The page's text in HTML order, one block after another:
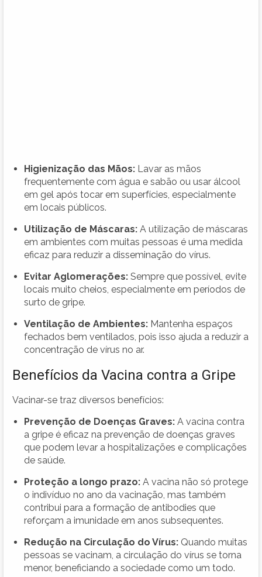
Higienização das Mãos: Lavar as mãos
frequentemente com água e sabão ou usar álcool
em gel após tocar em superfícies, especialmente
em locais públicos.
Utilização de Máscaras: A utilização de máscaras
em ambientes com muitas pessoas é uma medida
eficaz para reduzir a disseminação do vírus.
Evitar Aglomerações: Sempre que possível, evite
locais muito cheios, especialmente em períodos de
surto de gripe.
Ventilação de Ambientes: Mantenha espaços
fechados bem ventilados, pois isso ajuda a reduzir a
concentração de vírus no ar.
Benefícios da Vacina contra a Gripe
Vacinar-se traz diversos benefícios:
Prevenção de Doenças Graves: A vacina contra
a gripe é eficaz na prevenção de doenças graves
que podem levar a hospitalizações e complicações
de saúde.
Proteção a longo prazo: A vacina não só protege
o indivíduo no ano da vacinação, mas também
contribui para a formação de antibodies que
reforçam a imunidade em anos subsequentes.
Redução na Circulação do Vírus: Quando muitas
pessoas se vacinam, a circulação do vírus se torna
menor, beneficiando a sociedade como um todo.